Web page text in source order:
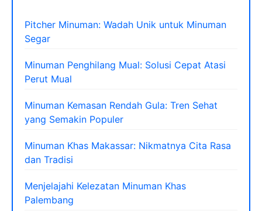
Pitcher Minuman: Wadah Unik untuk Minuman
Segar
Minuman Penghilang Mual: Solusi Cepat Atasi
Perut Mual
Minuman Kemasan Rendah Gula: Tren Sehat
yang Semakin Populer
Minuman Khas Makassar: Nikmatnya Cita Rasa
dan Tradisi
Menjelajahi Kelezatan Minuman Khas
Palembang